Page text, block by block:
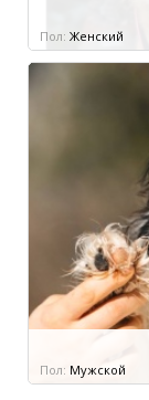
Пол: Женский
Пол: Мужской